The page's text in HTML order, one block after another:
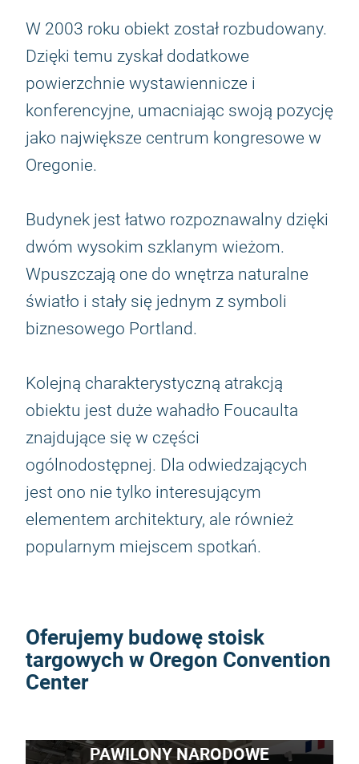
W 2003 roku obiekt został rozbudowany.
Dzięki temu zyskał dodatkowe
powierzchnie wystawiennicze i
konferencyjne, umacniając swoją pozycję
jako największe centrum kongresowe w
Oregonie.
Budynek jest łatwo rozpoznawalny dzięki
dwóm wysokim szklanym wieżom.
Wpuszczają one do wnętrza naturalne
światło i stały się jednym z symboli
biznesowego Portland.
Kolejną charakterystyczną atrakcją
obiektu jest duże wahadło Foucaulta
znajdujące się w części
ogólnodostępnej. Dla odwiedzających
jest ono nie tylko interesującym
elementem architektury, ale również
popularnym miejscem spotkań.
Oferujemy budowę stoisk
targowych w Oregon Convention
Center
PAWILONY NARODOWE